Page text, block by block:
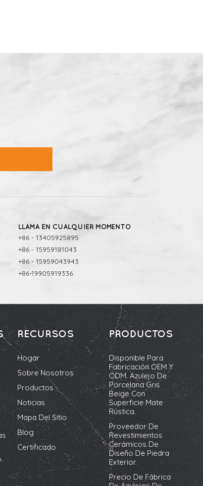
LLAMA EN CUALQUIER MOMENTO
+86 - 13405925895
+86 - 15959181043
+86 - 15959043943
+86-19905919336
RECURSOS
Hogar
Sobre Nosotros
Productos
Noticias
Mapa Del Sitio
Blog
Certificado
PRODUCTOS
Disponible Para
Fabricación OEM Y
ODM. Azulejo De
Porcelana Gris
Beige Con
Superficie Mate
Rústica.
Proveedor De
Revestimientos
Cerámicos De
Diseño De Piedra
Exterior.
Precio De Fábrica